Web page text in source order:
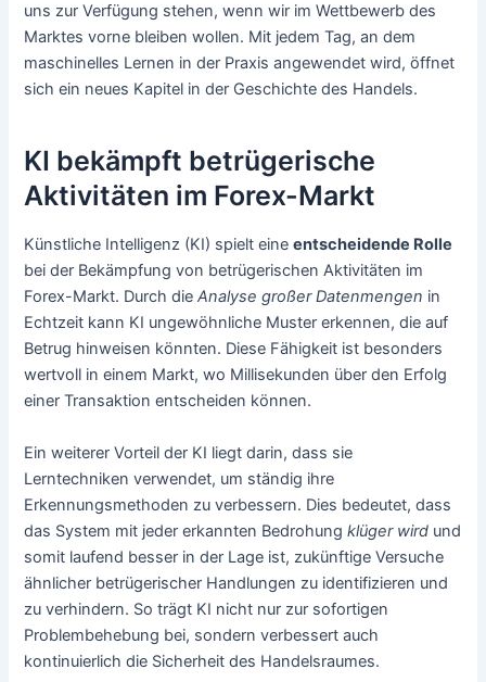
uns zur Verfügung stehen, wenn wir im Wettbewerb des
Marktes vorne bleiben wollen. Mit jedem Tag, an dem
maschinelles Lernen in der Praxis angewendet wird, öffnet
sich ein neues Kapitel in der Geschichte des Handels.
KI bekämpft betrügerische
Aktivitäten im Forex-Markt
Künstliche Intelligenz (KI) spielt eineentscheidende Rolle
bei der Bekämpfung von betrügerischen Aktivitäten im
Forex-Markt. Durch dieAnalyse großer Datenmengen in
Echtzeit kann KI ungewöhnliche Muster erkennen, die auf
Betrug hinweisen könnten. Diese Fähigkeit ist besonders
wertvoll in einem Markt, wo Millisekunden über den Erfolg
einer Transaktion entscheiden können.
Ein weiterer Vorteil der KI liegt darin, dass sie
Lerntechniken verwendet, um ständig ihre
Erkennungsmethoden zu verbessern. Dies bedeutet, dass
das System mit jeder erkannten Bedrohungklüger wird und
somit laufend besser in der Lage ist, zukünftige Versuche
ähnlicher betrügerischer Handlungen zu identifizieren und
zu verhindern. So trägt KI nicht nur zur sofortigen
Problembehebung bei, sondern verbessert auch
kontinuierlich die Sicherheit des Handelsraumes.